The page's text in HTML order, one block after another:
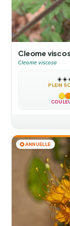
Cleome
Cleome viscosa
☀️☀️
PLEIN
🌻ANNUELLE